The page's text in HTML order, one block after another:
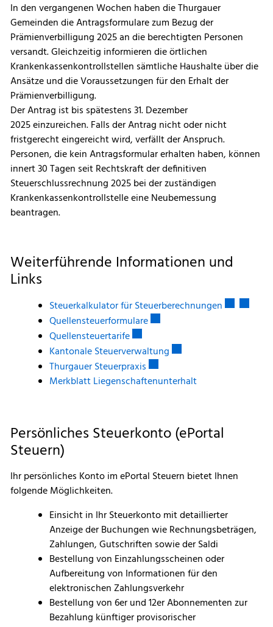
In den vergangenen Wochen haben die Thurgauer
Gemeinden die Antragsformulare zum Bezug der
Prämienverbilligung 2025 an die berechtigten Personen
versandt. Gleichzeitig informieren die örtlichen
Krankenkassenkontrollstellen sämtliche Haushalte über die
Ansätze und die Voraussetzungen für den Erhalt der
Prämienverbilligung.
Der Antrag ist bis spätestens 31. Dezember
2025 einzureichen. Falls der Antrag nicht oder nicht
fristgerecht eingereicht wird, verfällt der Anspruch.
Personen, die kein Antragsformular erhalten haben, können
innert 30 Tagen seit Rechtskraft der definitiven
Steuerschlussrechnung 2025 bei der zuständigen
Krankenkassenkontrollstelle eine Neubemessung
beantragen.
Weiterführende Informationen und
Links
Steuerkalkulator für SteuerberechnungenExterner
QuellensteuerformulareExterner Link wird in einem
QuellensteuertarifeExterner Link wird in einem
Kantonale SteuerverwaltungExterner Link wird in
Thurgauer SteuerpraxisExterner Link wird in einem
Merkblatt Liegenschaftenunterhalt
Persönliches Steuerkonto (ePortal
Steuern)
Ihr persönliches Konto im ePortal Steuern bietet Ihnen
folgende Möglichkeiten.
Einsicht in Ihr Steuerkonto mit detaillierter
Anzeige der Buchungen wie Rechnungsbeträgen,
Zahlungen, Gutschriften sowie der Saldi
Bestellung von Einzahlungsscheinen oder
Aufbereitung von Informationen für den
elektronischen Zahlungsverkehr
Bestellung von 6er und 12er Abonnementen zur
Bezahlung künftiger provisorischer